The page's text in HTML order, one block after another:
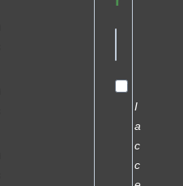
I
a
c
c